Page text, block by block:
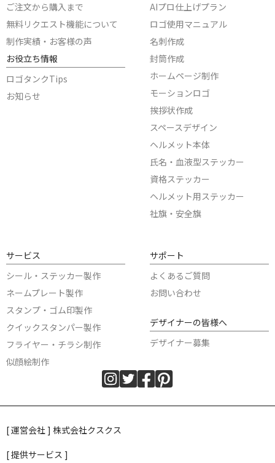
ご注文から購入まで
無料リクエスト機能について
制作実績・お客様の声
お役立ち情報
ロゴタンクTips
お知らせ
AIプロ仕上げプラン
ロゴ使用マニュアル
名刺作成
封筒作成
ホームページ制作
モーションロゴ
挨拶状作成
スペースデザイン
ヘルメット本体
氏名・血液型ステッカー
資格ステッカー
ヘルメット用ステッカー
社旗・安全旗
サービス
シール・ステッカー製作
ネームプレート製作
スタンプ・ゴム印製作
クイックスタンパー製作
フライヤー・チラシ制作
似顔絵制作
サポート
よくあるご質問
お問い合わせ
デザイナーの皆様へ
デザイナー募集
[ 運営会社 ] 株式会社クスクス
[ 提供サービス ]